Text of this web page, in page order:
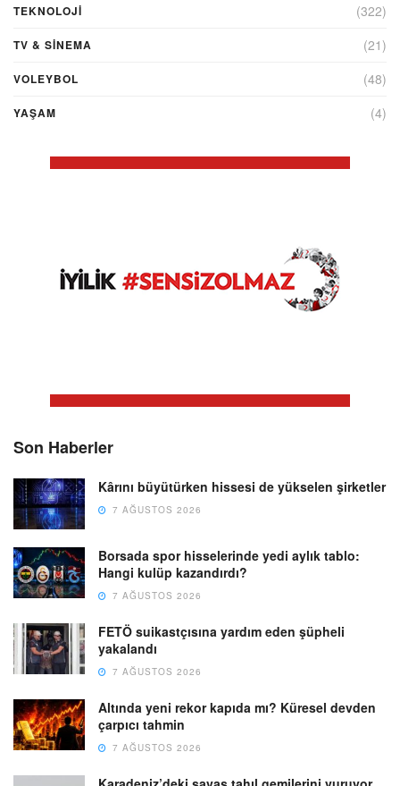
TEKNOLOJİ (322)
TV & SINEMA (21)
VOLEYBOL (48)
YAŞAM (4)
Son Haberler
Kârını büyütürken hissesi de yükselen şirketler
7 AĞUSTOS 2026
Borsada spor hisselerinde yedi aylık tablo:
Hangi kulüp kazandırdı?
7 AĞUSTOS 2026
FETÖ suikastçısına yardım eden şüpheli
yakalandı
7 AĞUSTOS 2026
Altında yeni rekor kapıda mı? Küresel devden
çarpıcı tahmin
7 AĞUSTOS 2026